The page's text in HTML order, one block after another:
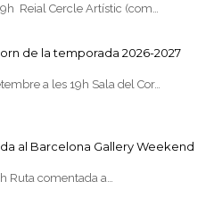
Reial Cercle Artístic (com…
de la temporada 2026-2027
a les 19h Sala del Cor…
al Barcelona Gallery Weekend
Ruta comentada a…